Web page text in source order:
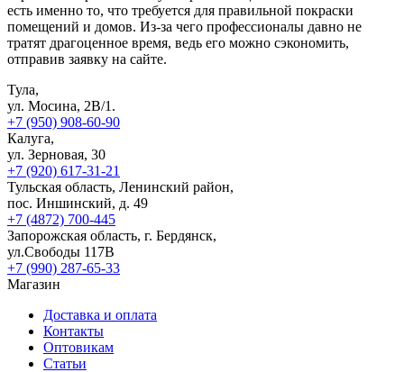
есть именно то, что требуется для правильной покраски
помещений и домов. Из-за чего профессионалы давно не
тратят драгоценное время, ведь его можно сэкономить,
отправив заявку на сайте.
Тула,
ул. Мосина, 2В/1.
+7 (950) 908-60-90
Калуга,
ул. Зерновая, 30
+7 (920) 617-31-21
Тульская область, Ленинский район,
пос. Иншинский, д. 49
+7 (4872) 700-445
Запорожская область, г. Бердянск,
ул.Свободы 117В
+7 (990) 287-65-33
Магазин
Доставка и оплата
Контакты
Оптовикам
Статьи